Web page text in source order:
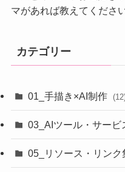
マがあれば教えてください
カテゴリー
01_手描き×AI制作
03_AIツール・サービ
05_リソース・リンク